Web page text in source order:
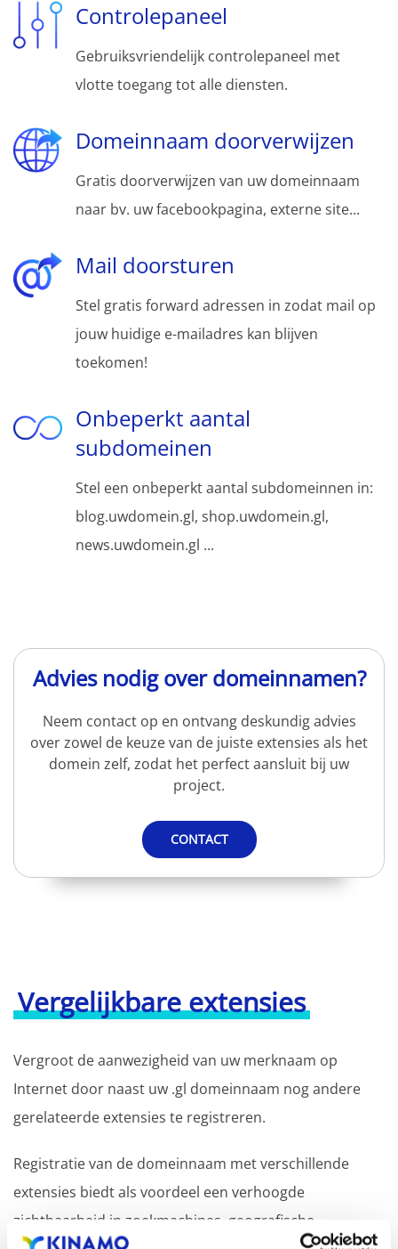
Controlepaneel
Gebruiksvriendelijk controlepaneel met
vlotte toegang tot alle diensten.
Domeinnaam doorverwijzen
Gratis doorverwijzen van uw domeinnaam
naar bv. uw facebookpagina, externe site...
Mail doorsturen
Stel gratis forward adressen in zodat mail op
jouw huidige e-mailadres kan blijven
toekomen!
Onbeperkt aantal
subdomeinen
Stel een onbeperkt aantal subdomeinnen in:
blog.uwdomein.gl, shop.uwdomein.gl,
news.uwdomein.gl ...
Advies nodig over domeinnamen?
Neem contact op en ontvang deskundig advies
over zowel de keuze van de juiste extensies als het
domein zelf, zodat het perfect aansluit bij uw
project.
CONTACT
Vergelijkbare extensies
Vergroot de aanwezigheid van uw merknaam op
Internet door naast uw .gl domeinnaam nog andere
gerelateerde extensies te registreren.
Registratie van de domeinnaam met verschillende
extensies biedt als voordeel een verhoogde
zichtbaarheid in zoekmachines, geografische